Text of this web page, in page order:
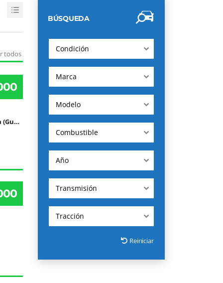
BÚSQUEDA
Condición
Marca
Modelo
Combustible
Año
Transmisión
Tracción
Reiniciar
todos
Villa Nueva (Guatemala), Guatemala, Guatemala